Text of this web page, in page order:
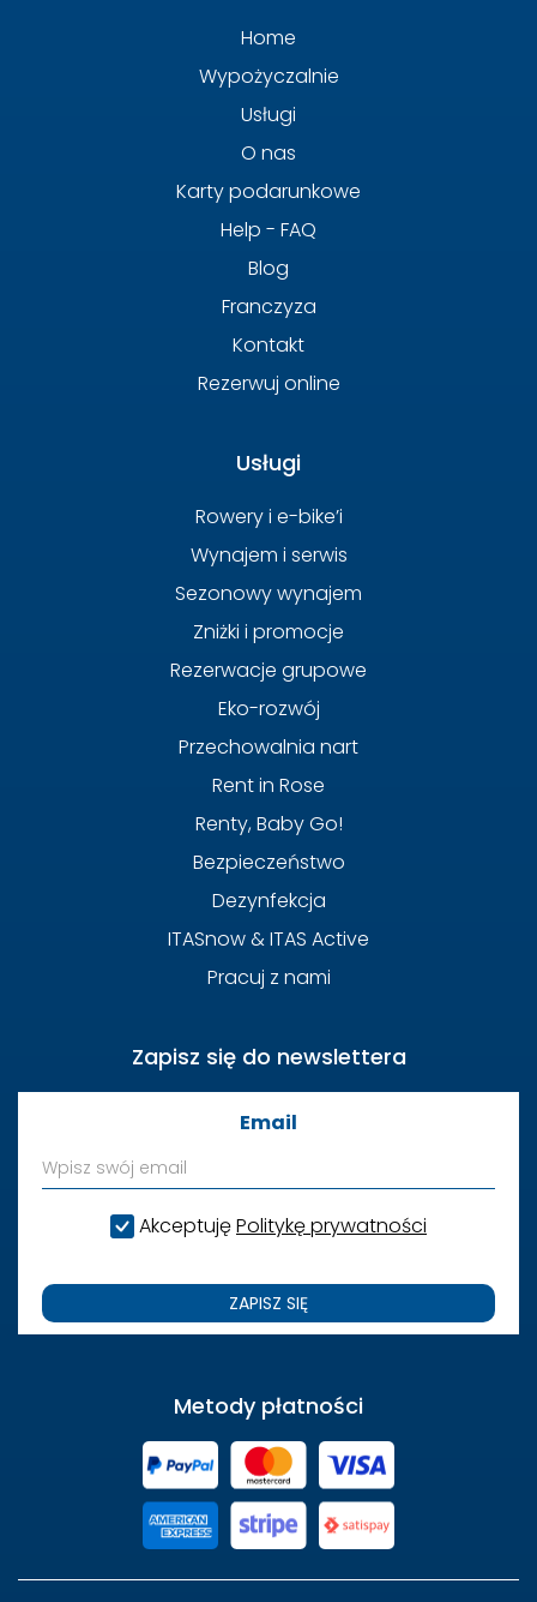
Home
Wypożyczalnie
Usługi
O nas
Karty podarunkowe
Help - FAQ
Blog
Franczyza
Kontakt
Rezerwuj online
Usługi
Rowery i e-bike’i
Wynajem i serwis
Sezonowy wynajem
Zniżki i promocje
Rezerwacje grupowe
Eko-rozwój
Przechowalnia nart
Rent in Rose
Renty, Baby Go!
Bezpieczeństwo
Dezynfekcja
ITASnow & ITAS Active
Pracuj z nami
Zapisz się do newslettera
Email
AkceptujęPolitykę prywatności
ZAPISZ SIĘ
Metody płatności